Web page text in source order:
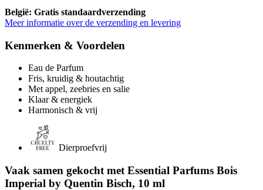
België: Gratis standaardverzending
Meer informatie over de verzending en levering
Kenmerken & Voordelen
Eau de Parfum
Fris, kruidig & houtachtig
Met appel, zeebries en salie
Klaar & energiek
Harmonisch & vrij
Dierproefvrij
Vaak samen gekocht met Essential Parfums Bois
Imperial by Quentin Bisch, 10 ml